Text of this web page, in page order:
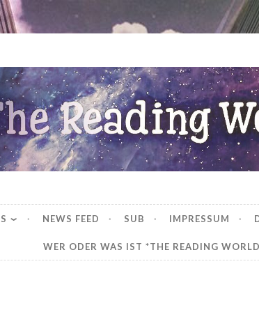
World
NEWS FEED SUB IMPRESSUM
WER ODER WAS IST *THE READING